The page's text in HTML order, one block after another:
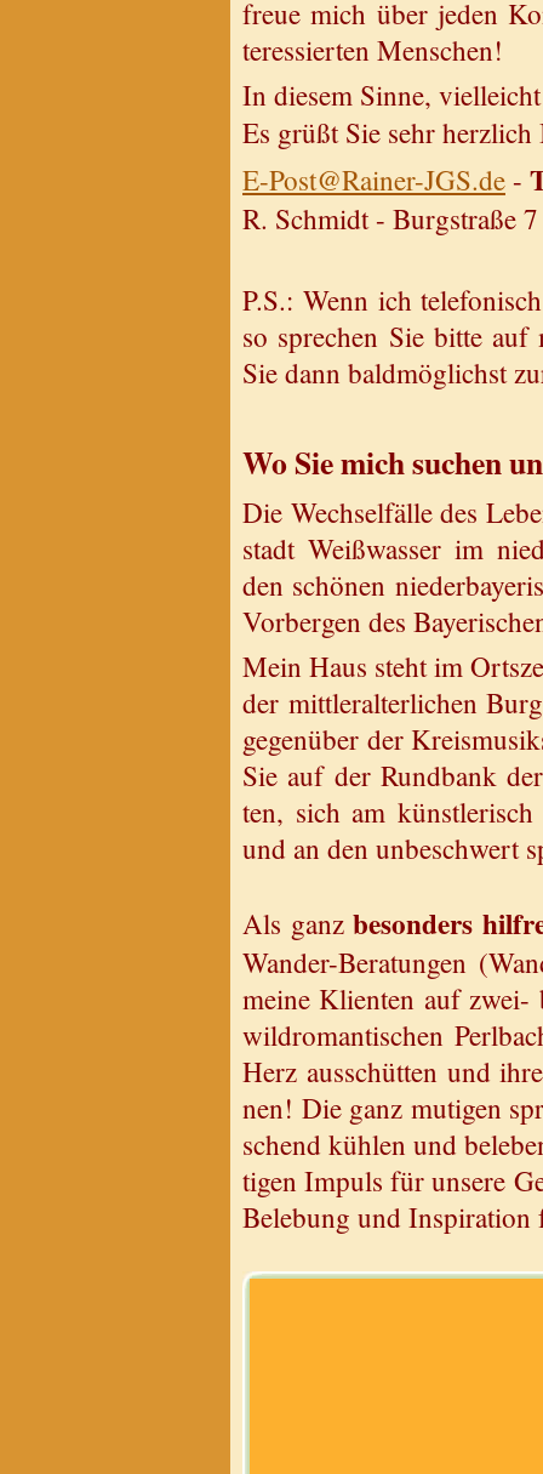
freue mich über jeden
ter­es­sier­ten Men­schen!
In die­sem Sinne,
Es grüßt Sie sehr
E-Post@​Rainer-JGS.​de -
R. Schmidt - Burg­stra­ße
P.S.: Wenn ich
so spre­chen Sie bitte
Sie dann bald­mög­lichst
Wo Sie mich su­chen
Die Wech­sel­fäl­le des
stadt Weiß­was­ser im
den schö­nen
Vor­ber­gen des
Mein Haus steht im
der mitt­ler­al­ter­li­chen
ge­gen­über der
Sie auf der Rund­bank
ten, sich am
und an den un­be­schwert
Als ganz be­son­ders
Wan­der-Be­ra­tun­gen
meine Kli­en­ten auf zwei-
wild­ro­man­ti­schen
Herz aus­schüt­ten und
nen! Die ganz mu­ti­gen
schend küh­len und
ti­gen Im­puls für un­se­re
Be­le­bung und In­spi­ra­ti­on